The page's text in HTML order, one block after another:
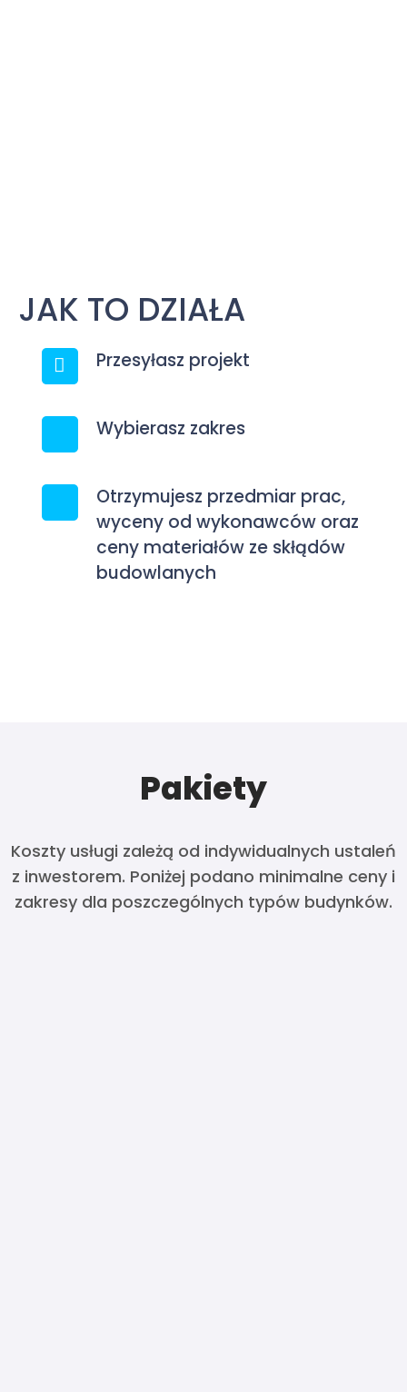
JAK TO DZIAŁA
Przesyłasz projekt
Wybierasz zakres
Otrzymujesz przedmiar prac,
wyceny od wykonawców oraz
ceny materiałów ze skłądów
budowlanych
Pakiety
Koszty usługi zależą od indywidualnych ustaleń
z inwestorem. Poniżej podano minimalne ceny i
zakresy dla poszczególnych typów budynków.